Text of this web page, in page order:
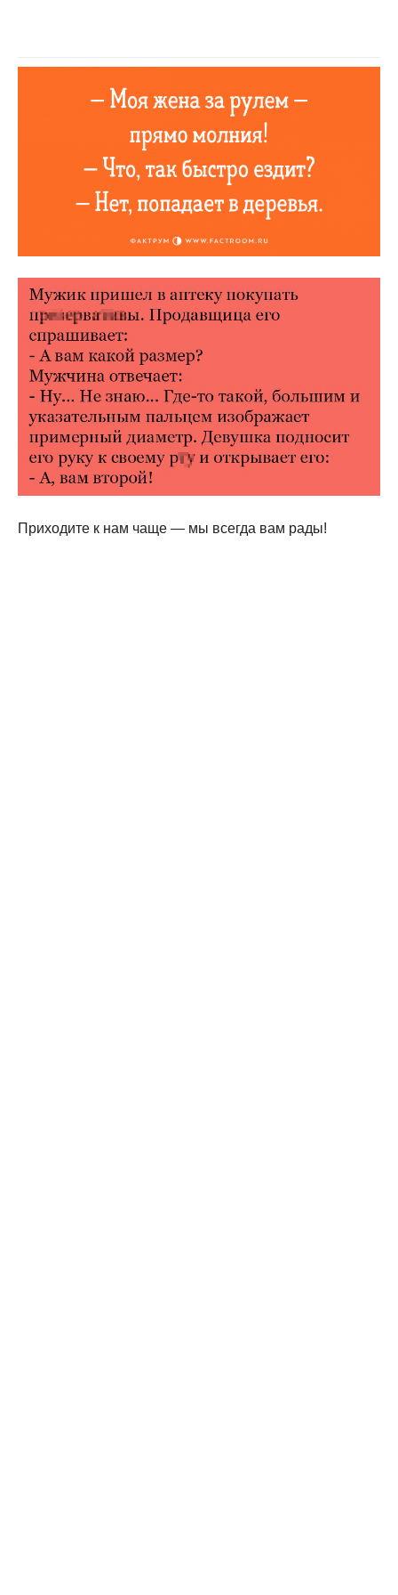
Приходите к нам чаще — мы всегда вам рады!